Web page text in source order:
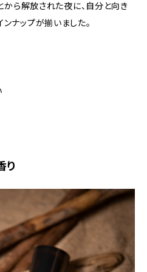
から解放された夜に、自分と向き
ナップが揃いました。
り